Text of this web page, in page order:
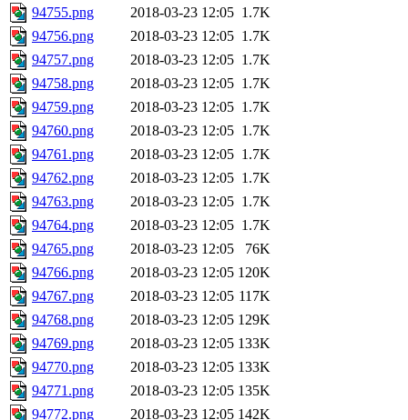
94755.png
2018-03-23 12:05 1.7K
94756.png
2018-03-23 12:05 1.7K
94757.png
2018-03-23 12:05 1.7K
94758.png
2018-03-23 12:05 1.7K
94759.png
2018-03-23 12:05 1.7K
94760.png
2018-03-23 12:05 1.7K
94761.png
2018-03-23 12:05 1.7K
94762.png
2018-03-23 12:05 1.7K
94763.png
2018-03-23 12:05 1.7K
94764.png
2018-03-23 12:05 1.7K
94765.png
2018-03-23 12:05
76K
94766.png
2018-03-23 12:05 120K
94767.png
2018-03-23 12:05 117K
94768.png
2018-03-23 12:05 129K
94769.png
2018-03-23 12:05 133K
94770.png
2018-03-23 12:05 133K
94771.png
2018-03-23 12:05 135K
94772.png
2018-03-23 12:05 142K